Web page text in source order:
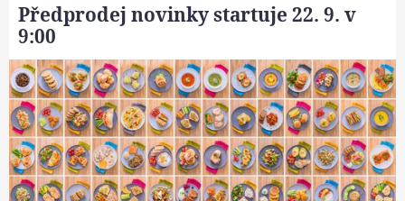
Předprodej novinky startuje 22. 9. v
9:00